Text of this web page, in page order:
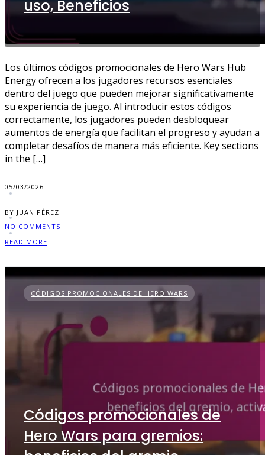
uso, Beneficios
Los últimos códigos promocionales de Hero Wars Hub
Energy ofrecen a los jugadores recursos esenciales
dentro del juego que pueden mejorar significativamente
su experiencia de juego. Al introducir estos códigos
correctamente, los jugadores pueden desbloquear
aumentos de energía que facilitan el progreso y ayudan a
completar desafíos de manera más eficiente. Key sections
in the […]
05/03/2026
BY JUAN PÉREZ
NO COMMENTS
READ MORE
CÓDIGOS PROMOCIONALES DE HERO WARS
Códigos promocionales de
Hero Wars para gremios: